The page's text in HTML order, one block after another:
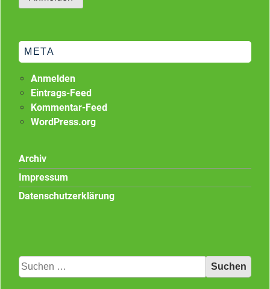
META
Anmelden
Eintrags-Feed
Kommentar-Feed
WordPress.org
Archiv
Impressum
Datenschutzerklärung
Suchen
nach: